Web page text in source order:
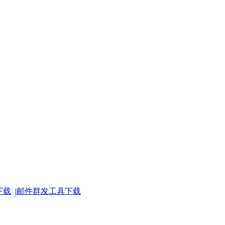
载 |邮件群发工具下载